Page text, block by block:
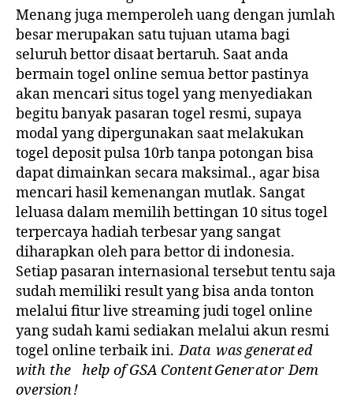
Menang juga memperoleh uang dengan jumlah
besar merupakan satu tujuan utama bagi
seluruh bettor disaat bertaruh. Saat anda
bermain togel online semua bettor pastinya
akan mencari situs togel yang menyediakan
begitu banyak pasaran togel resmi, supaya
modal yang dipergunakan saat melakukan
togel deposit pulsa 10rb tanpa potongan bisa
dapat dimainkan secara maksimal., agar bisa
mencari hasil kemenangan mutlak. Sangat
leluasa dalam memilih bettingan 10 situs togel
terpercaya hadiah terbesar yang sangat
diharapkan oleh para bettor di indonesia.
Setiap pasaran internasional tersebut tentu saja
sudah memiliki result yang bisa anda tonton
melalui fitur live streaming judi togel online
yang sudah kami sediakan melalui akun resmi
togel online terbaik ini. Data was generat ed ​
with the ᠎help of G᠎SA C᠎on te nt G ener at or Dem
over​sion !